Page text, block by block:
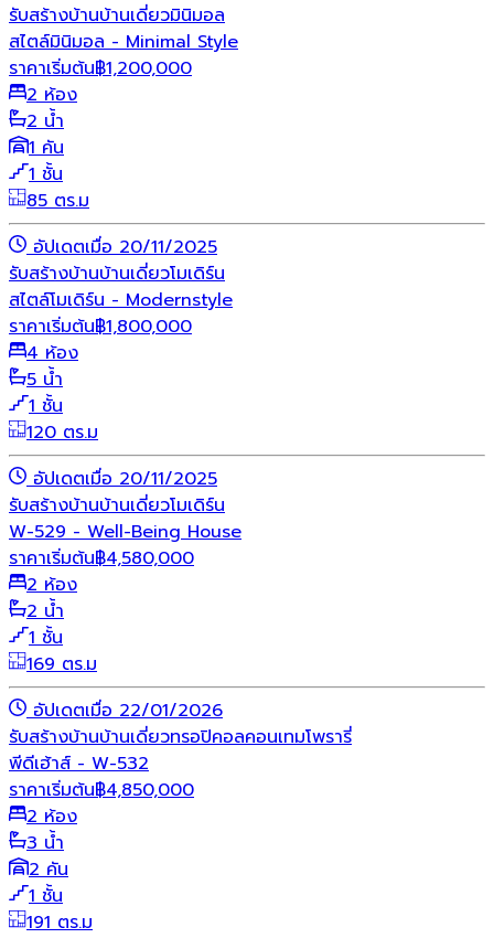
รับสร้างบ้านบ้านเดี่ยวมินิมอล
สไตล์มินิมอล - Minimal Style
ราคาเริ่มต้น฿1,200,000
2 ห้อง
2 น้ำ
1 คัน
1 ชั้น
85 ตร.ม
อัปเดตเมื่อ 20/11/2025
รับสร้างบ้านบ้านเดี่ยวโมเดิร์น
สไตล์โมเดิร์น - Modernstyle
ราคาเริ่มต้น฿1,800,000
4 ห้อง
5 น้ำ
1 ชั้น
120 ตร.ม
อัปเดตเมื่อ 20/11/2025
รับสร้างบ้านบ้านเดี่ยวโมเดิร์น
W-529 - Well-Being House
ราคาเริ่มต้น฿4,580,000
2 ห้อง
2 น้ำ
1 ชั้น
169 ตร.ม
อัปเดตเมื่อ 22/01/2026
รับสร้างบ้านบ้านเดี่ยวทรอปิคอลคอนเทมโพรารี่
พีดีเฮ้าส์ - W-532
ราคาเริ่มต้น฿4,850,000
2 ห้อง
3 น้ำ
2 คัน
1 ชั้น
191 ตร.ม